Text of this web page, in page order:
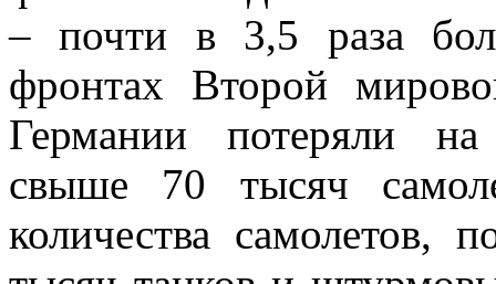
– почти в 3,5 раза
фронтах Второй
Германии потеряли на
свыше 70 тысяч
количества самолетов,